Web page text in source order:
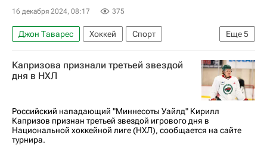
16 декабря 2024, 08:17 375
Еще5
Джон Таварес Хоккей
Спорт
Кирилл Капризов
Леон Драйзайтль
Вегас Голден Найтс
Эдмонтон Ойлерз
Капризова признали третьей звездой
дня в НХЛ
Российский нападающий "Миннесоты Уайлд" Кирилл
Капризов признан третьей звездой игрового дня в
Национальной хоккейной лиге (НХЛ), сообщается на сайте
турнира.